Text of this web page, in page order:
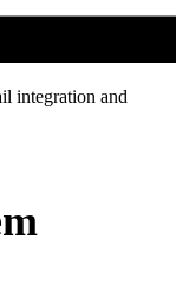
integration and